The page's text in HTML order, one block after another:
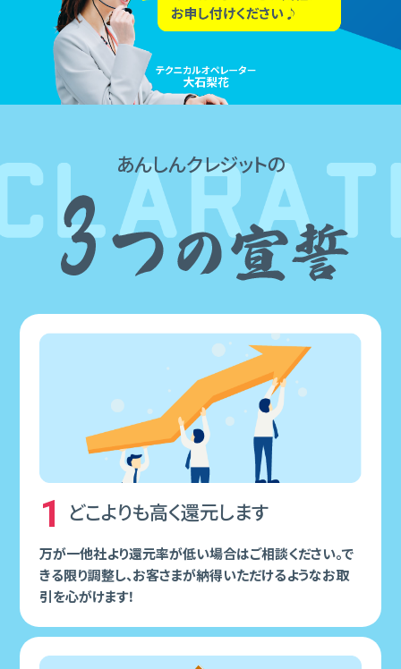
あんしんクレジットの
1 どこよりも⾼く還元します
万が⼀他社より還元率が低い場合はご相談ください。で
きる限り調整し、お客さまが納得いただけるようなお取
引を⼼がけます！